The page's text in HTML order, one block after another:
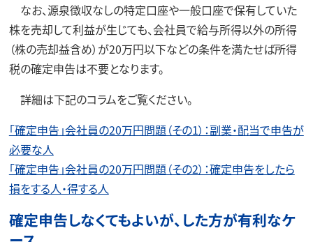
なお、源泉徴収なしの特定口座や一般口座で保有していた
株を売却して利益が生じても、会社員で給与所得以外の所得
（株の売却益含め）が20万円以下などの条件を満たせば所得
税の確定申告は不要となります。
詳細は下記のコラムをご覧ください。
「確定申告」会社員の20万円問題（その1）：副業・配当で申告が
必要な人
「確定申告」会社員の20万円問題（その2）：確定申告をしたら
損をする人・得する人
確定申告しなくてもよいが、した方が有利なケ